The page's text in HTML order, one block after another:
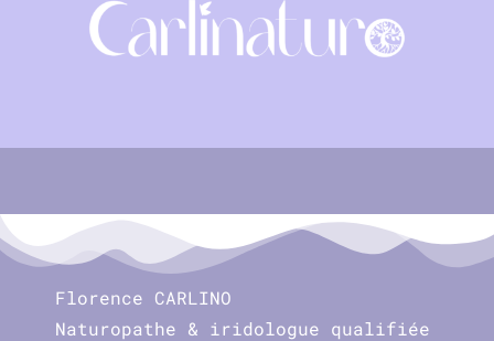
Florence CARLINO
Naturopathe & iridologue qualifiée